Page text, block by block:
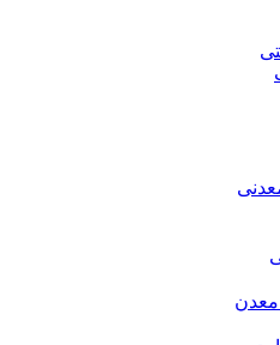
معدن